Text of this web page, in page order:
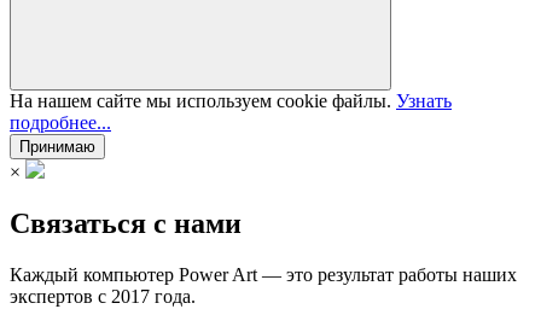
На нашем сайте мы используем cookie файлы. Узнать
подробнее...
Принимаю
×
Связаться с нами
Каждый компьютер Power Art — это результат работы наших
экспертов с 2017 года.